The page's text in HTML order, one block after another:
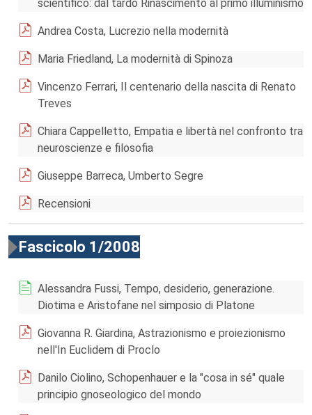
scientifico: dal tardo Rinascimento al primo illuminismo
Andrea Costa, Lucrezio nella modernità
Maria Friedland, La modernità di Spinoza
Vincenzo Ferrari, Il centenario della nascita di Renato
Treves
Chiara Cappelletto, Empatia e libertà nel confronto tra
neuroscienze e filosofia
Giuseppe Barreca, Umberto Segre
Recensioni
Fascicolo 1/2008
Alessandra Fussi, Tempo, desiderio, generazione.
Diotima e Aristofane nel simposio di Platone
Giovanna R. Giardina, Astrazionismo e proiezionismo
nell'In Euclidem di Proclo
Danilo Ciolino, Schopenhauer e la "cosa in sé" quale
principio gnoseologico del mondo